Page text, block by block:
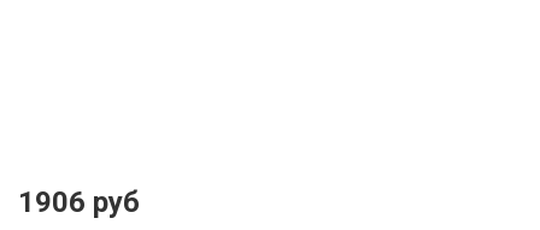
1906 руб